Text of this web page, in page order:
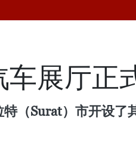
展厅正
（Surat）市开设